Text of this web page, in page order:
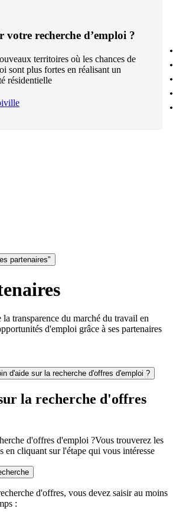
votre recherche d’emploi ?
territoires où les chances de
sont plus fortes en réalisant un
résidentielle
partenaires"
transparence du marché du travail en
d'emploi grâce à ses partenaires
d'aide sur la recherche d'offres d'emploi ?
la recherche d'offres
d'offres d'emploi ?Vous trouverez les
en cliquant sur l'étape qui vous intéresse
d'offres, vous devez saisir au moins
: